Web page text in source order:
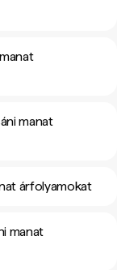
manat
árfolyamokat
manat